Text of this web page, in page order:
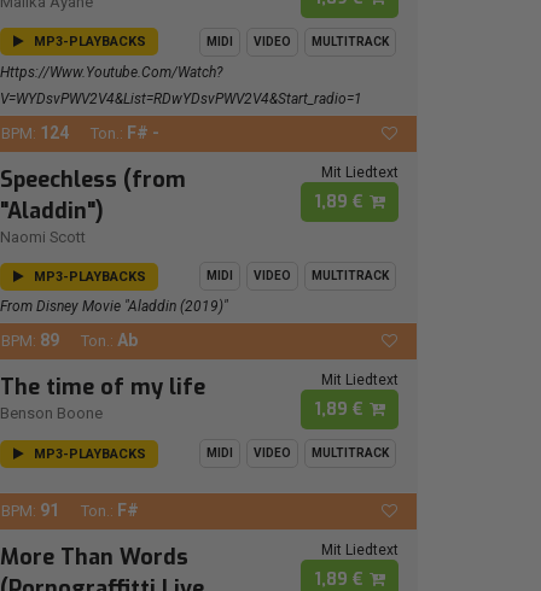
MP3-PLAYBACKS MIDI VIDEO MULTITRACK
Https://www.youtube.com/watch?
V=wYDsvPWV2V4&list=RDwYDsvPWV2V4&start_radio=1
BPM: 124 Ton.: F# -
Speechless (from
"Aladdin")
Naomi Scott
Mit Liedtext
1,89 €
MP3-PLAYBACKS MIDI VIDEO MULTITRACK
From Disney Movie "Aladdin (2019)"
BPM: 89 Ton.: Ab
The time of my life
Benson Boone
Mit Liedtext
1,89 €
MP3-PLAYBACKS MIDI VIDEO MULTITRACK
BPM: 91 Ton.: F#
More Than Words
Mit Liedtext
1,89 €